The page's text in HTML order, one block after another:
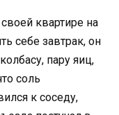
квартире на
себе завтрак, он
пару яиц,
соль
к соседу,